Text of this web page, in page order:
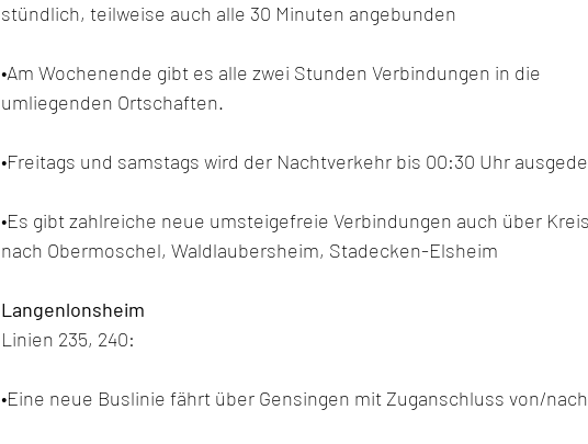
stündlich, teilweise auch alle 30 Minuten angebunden
•Am Wochenende gibt es alle zwei Stunden Verbindungen in die
umliegenden Ortschaften.
•Freitags und samstags wird der Nachtverkehr bis 00:30 Uhr
•Es gibt zahlreiche neue umsteigefreie Verbindungen auch über
nach Obermoschel, Waldlaubersheim, Stadecken-Elsheim
Langenlonsheim
Linien 235, 240:
•Eine neue Buslinie fährt über Gensingen mit Zuganschluss von/